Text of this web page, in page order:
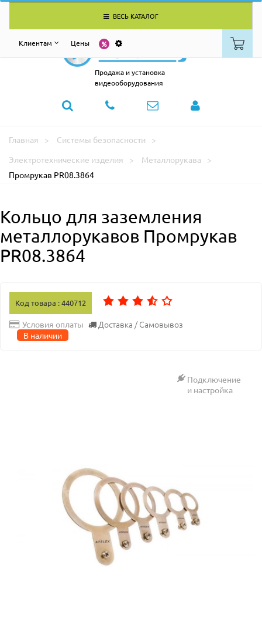
ВЕСЬ КАТАЛОГ
Клиентам Цены
Продажа и установка
видеооборудования
Главная
Системы безопасности
Электротехнические изделия
Металлорукава
Промрукав PR08.3864
Кольцо для заземления
металлорукавов Промрукав
PR08.3864
Код товара : 440712
Условия оплаты Доставка / Самовывоз
В наличии
Подключение
и настройка